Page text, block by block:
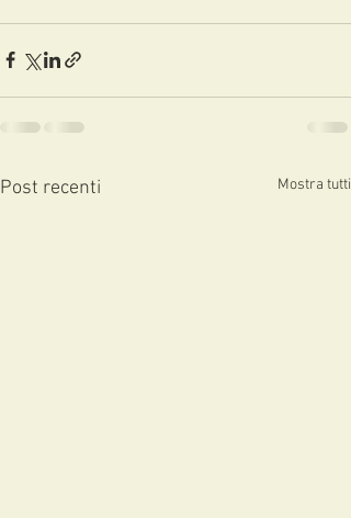
Post recenti Mostra tutti